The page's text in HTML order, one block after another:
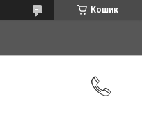
Кошик